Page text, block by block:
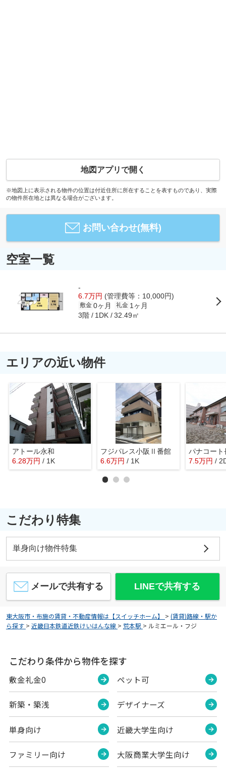
地図アプリで開く
※地図上に表示される物件の位置は付近住所に所在することを表すものであり、実際
の物件所在地とは異なる場合がございます。
お問い合わせ(無料)
空室一覧
-
6.7万円 (管理費等：10,000円)
敷金 0ヶ月 礼金 1ヶ月
3階 1DK 32.49㎡
エリアの近い物件
アトール永和
6.28万円 / 1K
フジパレス小阪Ⅱ番館
6.6万円 / 1K
パナコート
7.5万円 /
こだわり特集
単身向け物件特集
メールで共有する LINEで共有する
東大阪市・布施の賃貸・不動産情報は【スイッチホーム】 > (賃貸)路線・駅か
ら探す > 近畿日本鉄道近鉄けいはんな線 > 荒本駅 > ルミエール・フジ
こだわり条件から物件を探す
敷金礼金0
新築・築浅
単身向け
ファミリー向け
ペット可
デザイナーズ
近畿大学生向け
大阪商業大学生向け